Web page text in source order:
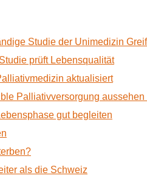
Studie der Unimedizin
prüft Lebensqualität
aktualisiert
Palliativversorgung aussehen
gut begleiten
als die Schweiz